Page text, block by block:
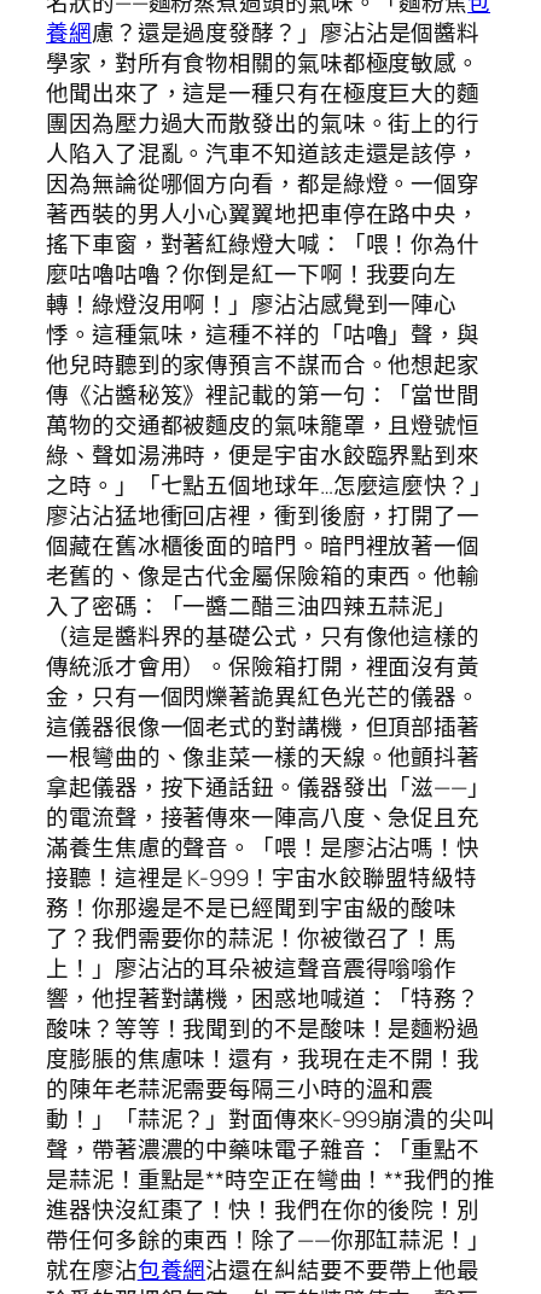
養網慮？還是過度發酵？」廖沾沾是個醬料
學家，對所有食物相關的氣味都極度敏感。
他聞出來了，這是一種只有在極度巨大的麵
團因為壓力過大而散發出的氣味。街上的行
人陷入了混亂。汽車不知道該走還是該停，
因為無論從哪個方向看，都是綠燈。一個穿
著西裝的男人小心翼翼地把車停在路中央，
搖下車窗，對著紅綠燈大喊：「喂！你為什
麼咕嚕咕嚕？你倒是紅一下啊！我要向左
轉！綠燈沒用啊！」廖沾沾感覺到一陣心
悸。這種氣味，這種不祥的「咕嚕」聲，與
他兒時聽到的家傳預言不謀而合。他想起家
傳《沾醬秘笈》裡記載的第一句：「當世間
萬物的交通都被麵皮的氣味籠罩，且燈號恒
綠、聲如湯沸時，便是宇宙水餃臨界點到來
之時。」「七點五個地球年…怎麼這麼快？」
廖沾沾猛地衝回店裡，衝到後廚，打開了一
個藏在舊冰櫃後面的暗門。暗門裡放著一個
老舊的、像是古代金屬保險箱的東西。他輸
入了密碼：「一醬二醋三油四辣五蒜泥」
（這是醬料界的基礎公式，只有像他這樣的
傳統派才會用）。保險箱打開，裡面沒有黃
金，只有一個閃爍著詭異紅色光芒的儀器。
這儀器很像一個老式的對講機，但頂部插著
一根彎曲的、像韭菜一樣的天線。他顫抖著
拿起儀器，按下通話鈕。儀器發出「滋——」
的電流聲，接著傳來一陣高八度、急促且充
滿養生焦慮的聲音。「喂！是廖沾沾嗎！快
接聽！這裡是 K-999！宇宙水餃聯盟特級特
務！你那邊是不是已經聞到宇宙級的酸味
了？我們需要你的蒜泥！你被徵召了！馬
上！」廖沾沾的耳朵被這聲音震得嗡嗡作
響，他捏著對講機，困惑地喊道：「特務？
酸味？等等！我聞到的不是酸味！是麵粉過
度膨脹的焦慮味！還有，我現在走不開！我
的陳年老蒜泥需要每隔三小時的溫和震
動！」「蒜泥？」對面傳來K-999崩潰的尖叫
聲，帶著濃濃的中藥味電子雜音：「重點不
是蒜泥！重點是**時空正在彎曲！**我們的推
進器快沒紅棗了！快！我們在你的後院！別
帶任何多餘的東西！除了——你那缸蒜泥！」
就在廖沾包養網沾還在糾結要不要帶上他最